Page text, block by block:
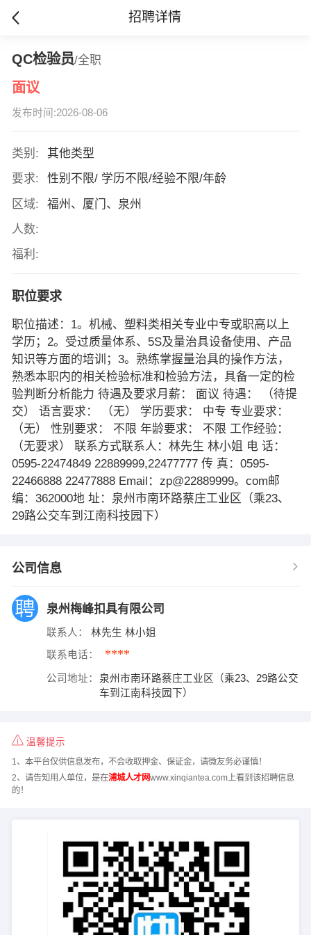
招聘详情
QC检验员/全职
面议
发布时间:2026-08-06
类别:
其他类型
要求:
性别不限/ 学历不限/经验不限/年龄
区域:
福州、厦门、泉州
人数:
福利:
职位要求
职位描述：1。机械、塑料类相关专业中专或职高以上
学历；2。受过质量体系、5S及量治具设备使用、产品
知识等方面的培训；3。熟练掌握量治具的操作方法，
熟悉本职内的相关检验标准和检验方法，具备一定的检
验判断分析能力 待遇及要求月薪： 面议 待遇： （待提
交） 语言要求： （无） 学历要求： 中专 专业要求：
（无） 性别要求： 不限 年龄要求： 不限 工作经验：
（无要求） 联系方式联系人：林先生 林小姐 电 话：
0595-22474849 22889999,22477777 传 真：0595-
22466888 22477888 Email：zp@22889999。com邮
编：362000地 址：泉州市南环路蔡庄工业区（乘23、
29路公交车到江南科技园下）
公司信息
泉州梅峰扣具有限公司
联系人： 林先生 林小姐
联系电话： ****
公司地址：
泉州市南环路蔡庄工业区（乘23、29路公交
车到江南科技园下）
温馨提示
1、本平台仅供信息发布，不会收取押金、保证金，请微友务必谨慎！
2、请告知用人单位，是在浦城人才网www.xinqiantea.com上看到该招聘信息
的！